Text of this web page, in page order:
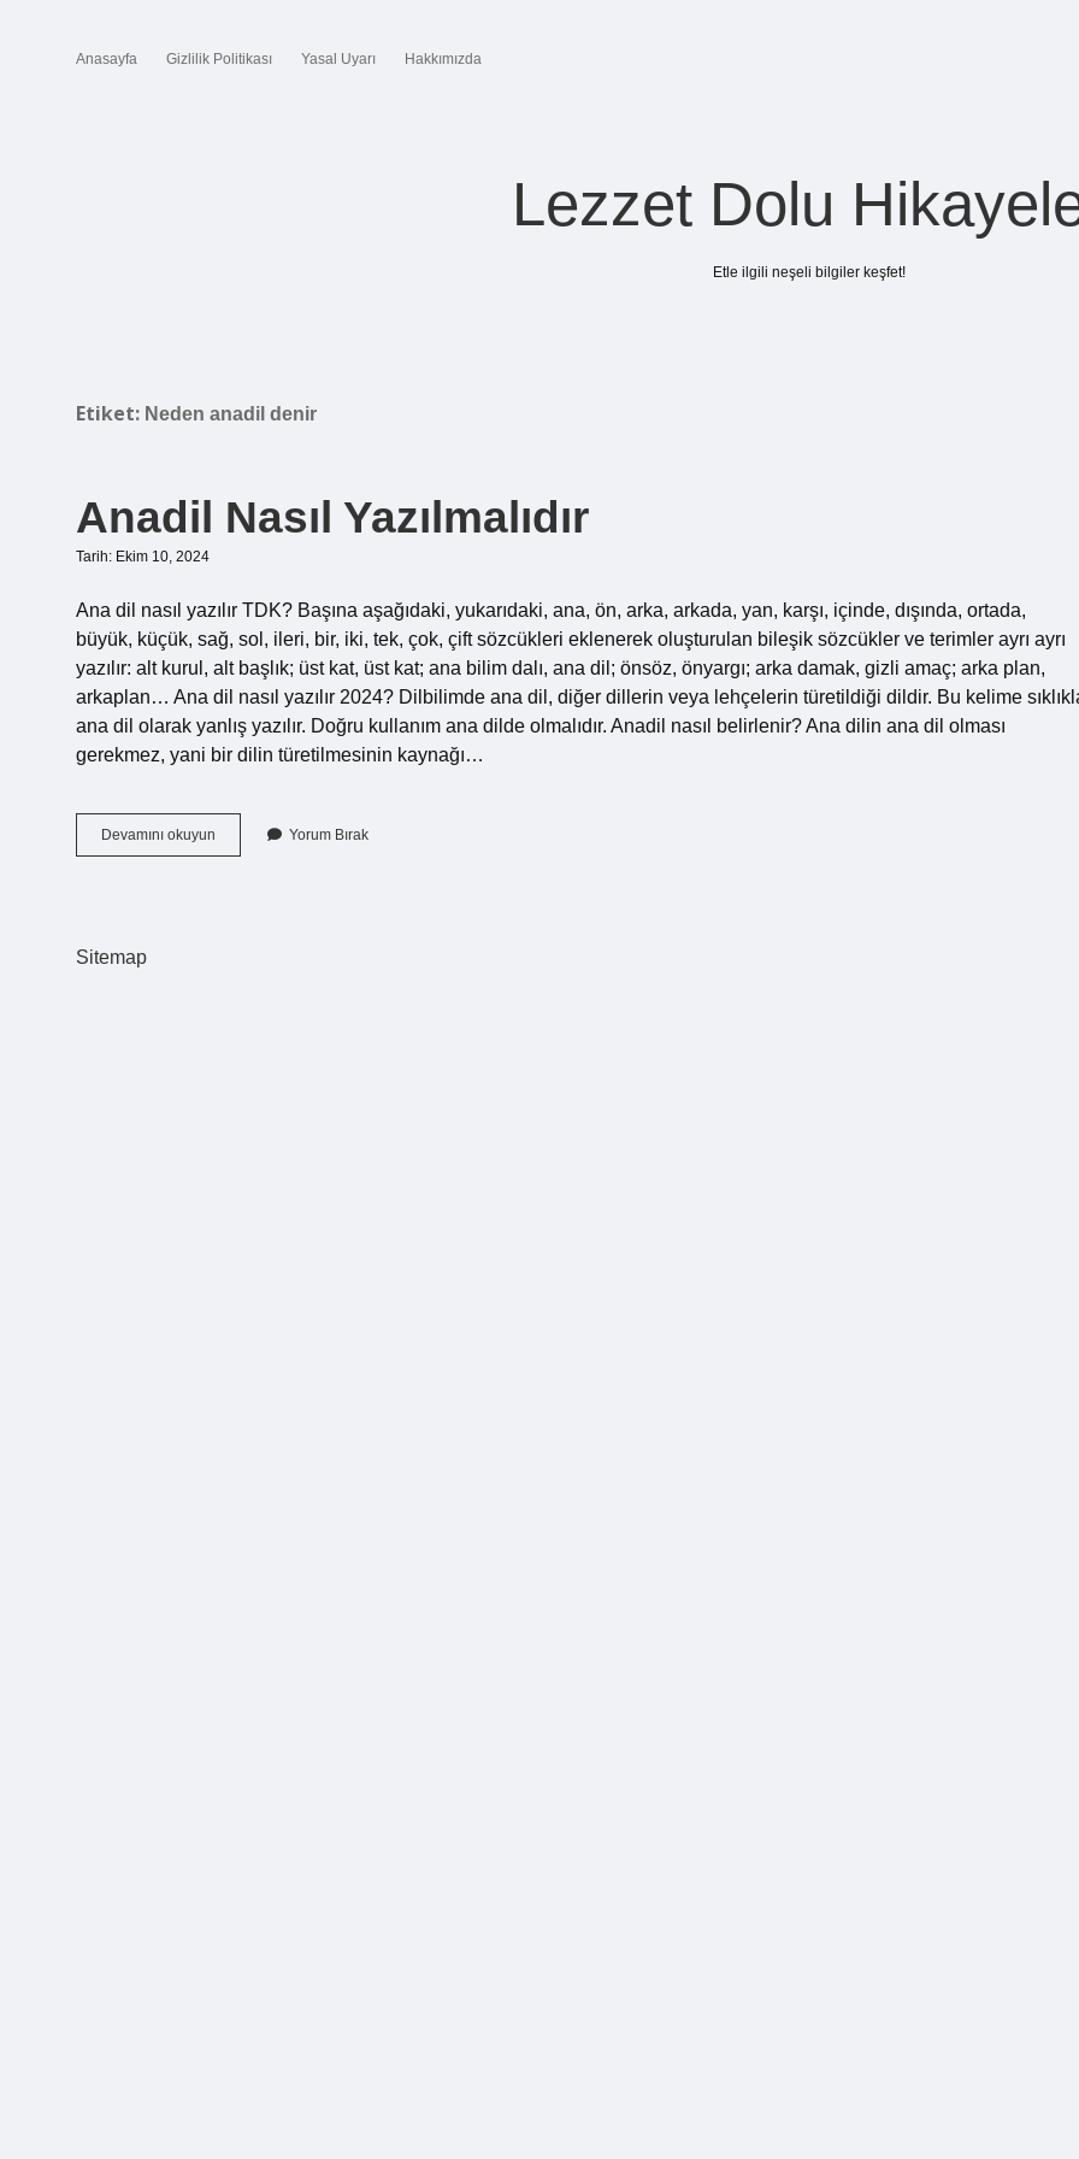
Anasayfa Gizlilik Politikası Yasal Uyarı Hakkımızda
Lezzet Dolu
Etle ilgili neşeli bilgiler keşfet!
Etiket: Neden anadil denir
Anadil Nasıl Yazılmalıdır
Tarih: Ekim 10, 2024
Ana dil nasıl yazılır TDK? Başına aşağıdaki, yukarıdaki, ana, ön, arka, arkada, yan, karşı, içinde, dışında, ortada,
büyük, küçük, sağ, sol, ileri, bir, iki, tek, çok, çift sözcükleri eklenerek oluşturulan bileşik sözcükler ve terimler ayrı ayrı
yazılır: alt kurul, alt başlık; üst kat, üst kat; ana bilim dalı, ana dil; önsöz, önyargı; arka damak, gizli amaç; arka plan,
arkaplan… Ana dil nasıl yazılır 2024? Dilbilimde ana dil, diğer dillerin veya lehçelerin türetildiği dildir. Bu kelime
ana dil olarak yanlış yazılır. Doğru kullanım ana dilde olmalıdır. Anadil nasıl belirlenir? Ana dilin ana dil olması
gerekmez, yani bir dilin türetilmesinin kaynağı…
Devamını okuyun
Nasıl
Yorum Bırak
Sitemap